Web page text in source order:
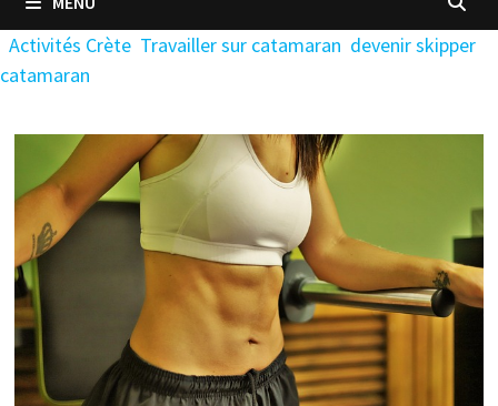
Activités Crète Travailler sur catamaran devenir skipper
catamaran